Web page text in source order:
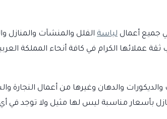
جميع أعمال لياسة الفلل والمنشآت والمنازل
عملائها الكرام في كافة أنحاء المملكة
والدهان وغيرها من أعمال النجارة
بأسعار مناسبة ليس لها مثيل ولا توجد في